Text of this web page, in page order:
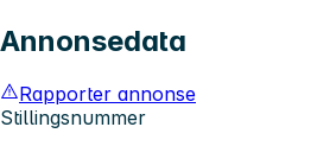
Annonsedata
Rapporter annonse
Stillingsnummer